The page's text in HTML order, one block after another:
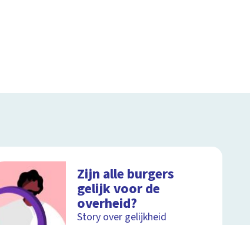
Zijn alle burgers
gelijk voor de
overheid?
Story over gelijkheid